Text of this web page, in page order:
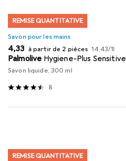
REMISE QUANTITATIVE
Savon pour les mains
EUR
4,33 à partir de 2 pièces EUR
14,43/1l
Palmolive Hygiene-Plus Sensitive
Savon liquide, 300 ml
8
REMISE QUANTITATIVE